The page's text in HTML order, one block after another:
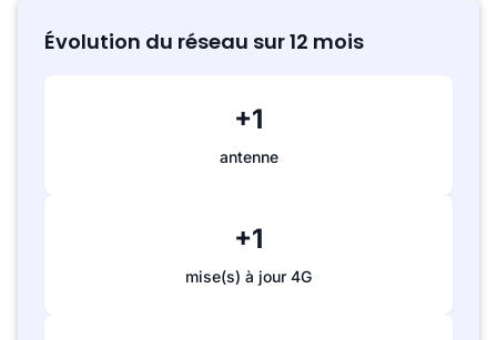
Évolution du réseau sur 12 mois
+1
antenne
+1
mise(s) à jour 4G